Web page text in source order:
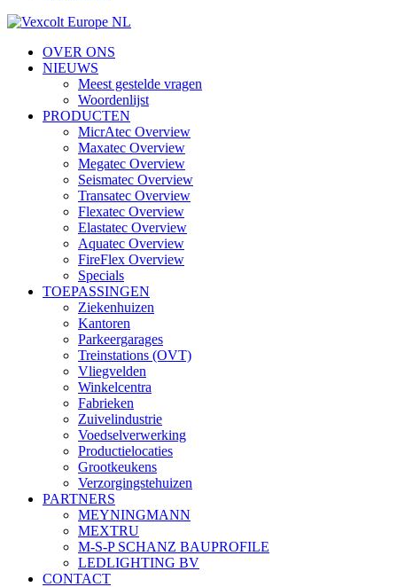
OVER ONS
NIEUWS
Meest gestelde vragen
Woordenlijst
PRODUCTEN
MicrAtec Overview
Maxatec Overview
Megatec Overview
Seismatec Overview
Transatec Overview
Flexatec Overview
Elastatec Overview
Aquatec Overview
FireFlex Overview
Specials
TOEPASSINGEN
Ziekenhuizen
Kantoren
Parkeergarages
Treinstations (OVT)
Vliegvelden
Winkelcentra
Fabrieken
Zuivelindustrie
Voedselverwerking
Productielocaties
Grootkeukens
Verzorgingstehuizen
PARTNERS
MEYNINGMANN
MEXTRU
M-S-P SCHANZ BAUPROFILE
LEDLIGHTING BV
CONTACT